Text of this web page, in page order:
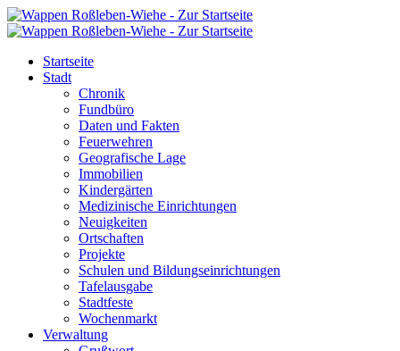
Startseite
Stadt
Chronik
Fundbüro
Daten und Fakten
Feuerwehren
Geografische Lage
Immobilien
Kindergärten
Medizinische Einrichtungen
Neuigkeiten
Ortschaften
Projekte
Schulen und Bildungseinrichtungen
Tafelausgabe
Stadtfeste
Wochenmarkt
Verwaltung